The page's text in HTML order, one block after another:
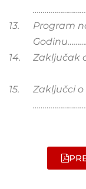
13.
Program
14.
Zaključak
15.
Zaključci